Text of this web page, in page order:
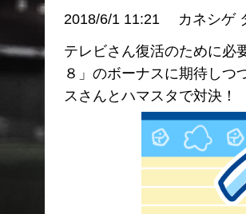
2018/6/1 11:21
カネシゲ
テレビさん復活のために必
８」のボーナスに期待しつ
スさんとハマスタで対決